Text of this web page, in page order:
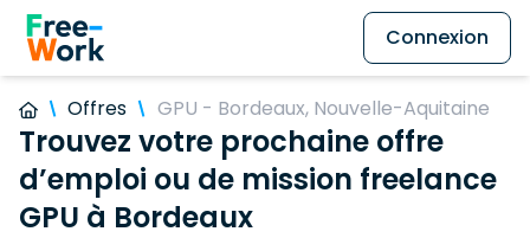
Connexion
Offres GPU - Bordeaux, Nouvelle-Aquitaine
Trouvez votre prochaine offre
d’emploi ou de mission freelance
GPU à Bordeaux